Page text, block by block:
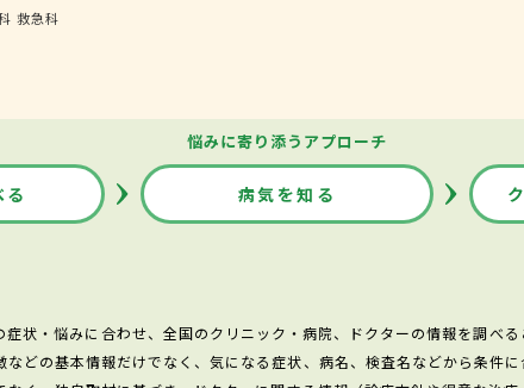
救急科
悩みに寄り添うアプローチ
病気を知る
症状・悩みに合わせ、全国のクリニック・病院、ドクターの情報を調べる
どの基本情報だけでなく、気になる症状、病名、検査名などから条件